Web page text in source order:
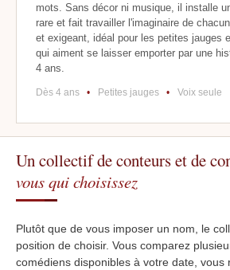
mots. Sans décor ni musique, il installe
rare et fait travailler l'imaginaire de
et exigeant, idéal pour les petites jauges
qui aiment se laisser emporter par une
4 ans.
Dès 4 ans • Petites jauges • Voix seule
Un collectif de conteurs et de
vous qui choisissez
Plutôt que de vous imposer un nom, le
position de choisir. Vous comparez
comédiens disponibles à votre date, vous